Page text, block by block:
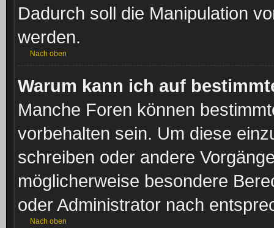
Dadurch soll die Manipulation
werden.
Nach oben
Warum kann ich auf
Manche Foren können
vorbehalten sein. Um diese
schreiben oder andere
möglicherweise besondere
oder Administrator nach
Nach oben